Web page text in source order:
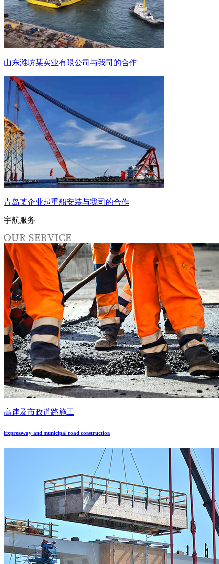
山东潍坊某实业有限公司与我司的合作
青岛某企业起重船安装与我司的合作
宇航服务
高速及市政道路施工
Expressway and municipal road construction